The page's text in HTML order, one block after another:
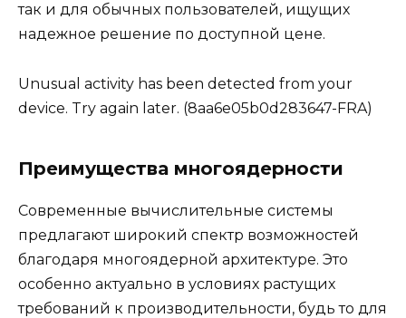
так и для обычных пользователей, ищущих
надежное решение по доступной цене.
Unusual activity has been detected from your
device. Try again later. (8aa6e05b0d283647-FRA)
Преимущества многоядерности
Современные вычислительные системы
предлагают широкий спектр возможностей
благодаря многоядерной архитектуре. Это
особенно актуально в условиях растущих
требований к производительности, будь то для